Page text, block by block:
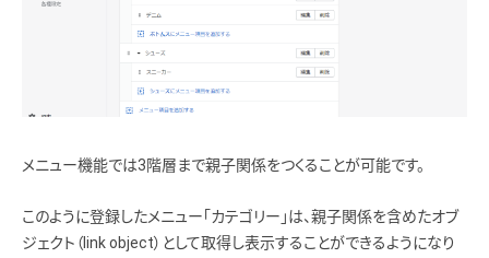
メニュー機能では3階層まで親子関係をつくることが可能です。
このように登録したメニュー「カテゴリー」は、親子関係を含めたオブ
ジェクト（link object）として取得し表示することができるようになり